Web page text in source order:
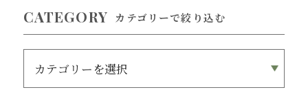
CATEGORY カテゴリーで絞り込む